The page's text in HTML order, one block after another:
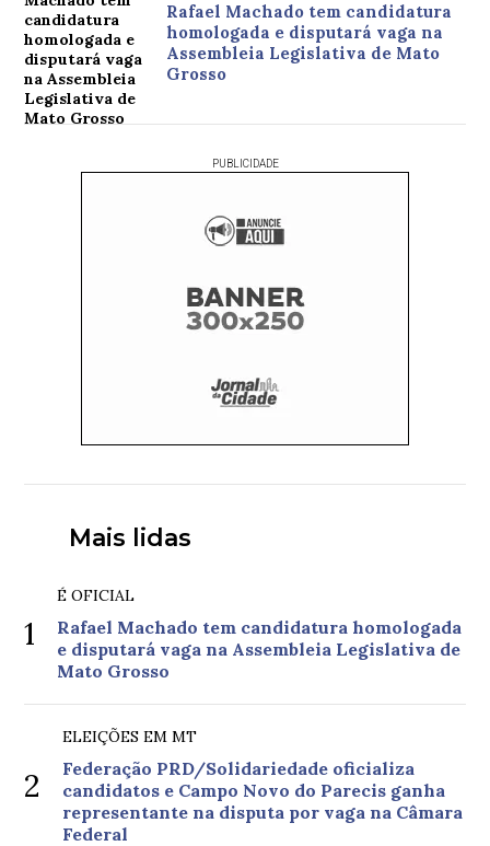
Rafael Machado tem candidatura
homologada e disputará vaga na
Assembleia Legislativa de Mato
Grosso
PUBLICIDADE
Mais lidas
1
É OFICIAL
Rafael Machado tem candidatura homologada
e disputará vaga na Assembleia Legislativa de
Mato Grosso
2
ELEIÇÕES EM MT
Federação PRD/Solidariedade oficializa
candidatos e Campo Novo do Parecis ganha
representante na disputa por vaga na Câmara
Federal